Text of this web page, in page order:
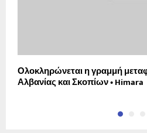
Ολοκληρώνεται η γραμμή
Αλβανίας και Σκοπίων • Himara